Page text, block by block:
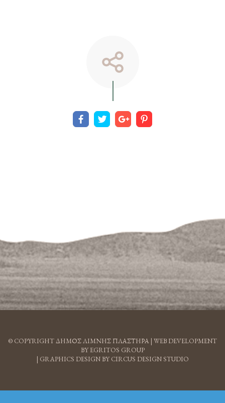
© COPYRIGHT ΔΗΜΟΣ ΛΙΜΝΗΣ ΠΛΑΣΤΗΡΑ | WEB DEVELOPMENT
BY EGRITOS GROUP
| GRAPHICS DESIGN BY CIRCUS DESIGN STUDIO